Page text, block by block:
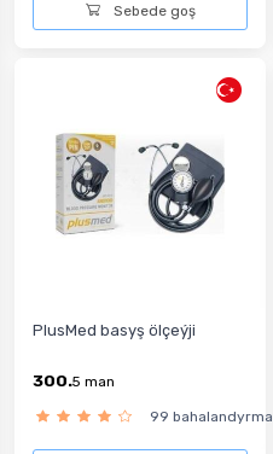
Sebede goş
PlusMed basyş ölçeýji
300.5 man
99 bahalandyrma